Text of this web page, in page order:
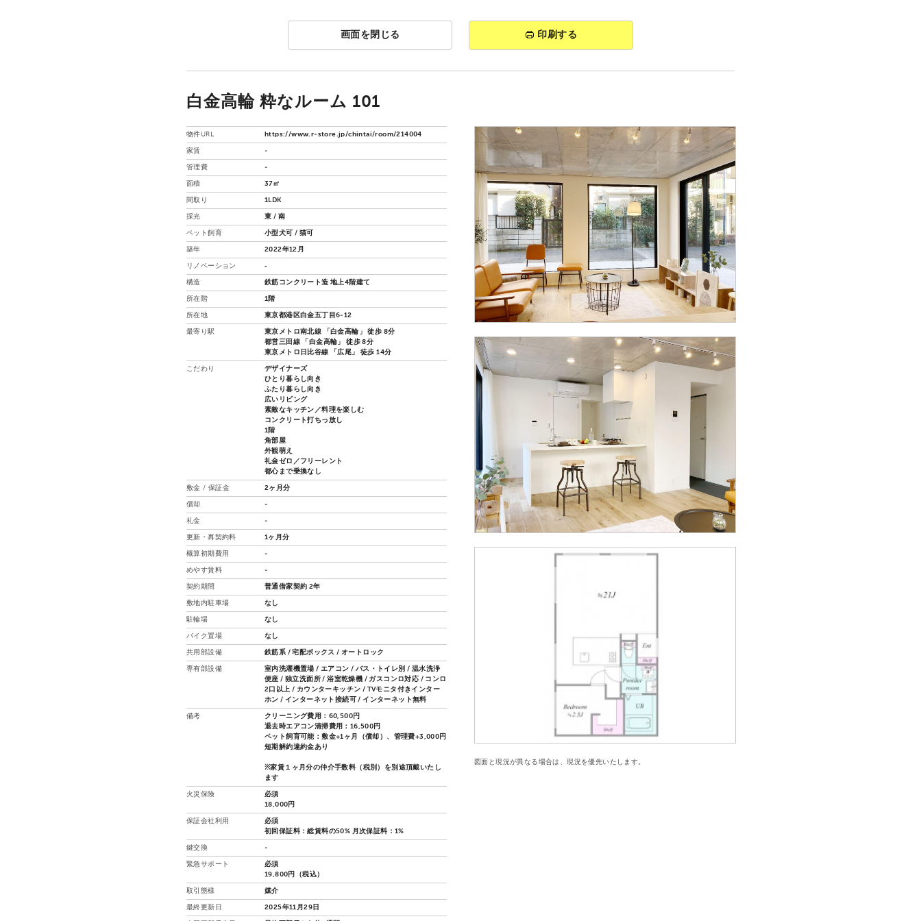
画面を閉じる 印刷する
白金高輪 粋なルーム 101
図面と現況が異なる場合は、現況を優先いたします。
物件URL https://www.r-store.jp/chintai/room/214004
家賃 -
管理費 -
面積 37㎡
間取り 1LDK
採光 東 / 南
ペット飼育 小型犬可 / 猫可
築年 2022年12月
リノベーション ‐
構造 鉄筋コンクリート造 地上4階建て
所在階 1階
所在地 東京都港区白金五丁目6-12
最寄り駅
東京メトロ南北線 「白金高輪」 徒歩 8分
都営三田線 「白金高輪」 徒歩 8分
東京メトロ日比谷線 「広尾」 徒歩 14分
こだわり
デザイナーズ
ひとり暮らし向き
ふたり暮らし向き
広いリビング
素敵なキッチン／料理を楽しむ
コンクリート打ちっ放し
1階
角部屋
外観萌え
礼金ゼロ／フリーレント
都心まで乗換なし
敷金 / 保証金 2ヶ月分
償却 -
礼金 -
更新・再契約料 1ヶ月分
概算初期費用 -
めやす賃料 -
契約期間 普通借家契約 2年
敷地内駐車場 なし
駐輪場 なし
バイク置場 なし
共用部設備 鉄筋系 / 宅配ボックス / オートロック
専有部設備
室内洗濯機置場 / エアコン / バス・トイレ別 / 温水洗浄
便座 / 独立洗面所 / 浴室乾燥機 / ガスコンロ対応 / コンロ
2口以上 / カウンターキッチン / TVモニタ付きインター
ホン / インターネット接続可 / インターネット無料
備考
クリーニング費用：60,500円
退去時エアコン清掃費用：16,500円
ペット飼育可能：敷金+1ヶ月（償却）、管理費+3,000円
短期解約違約金あり
※家賃１ヶ月分の仲介手数料（税別）を別途頂戴いたし
ます
火災保険
必須
18,000円
保証会社利用
必須
初回保証料：総賃料の50% 月次保証料：1%
鍵交換 -
緊急サポート
必須
19,800円（税込）
取引態様 媒介
最終更新日 2025年11月29日